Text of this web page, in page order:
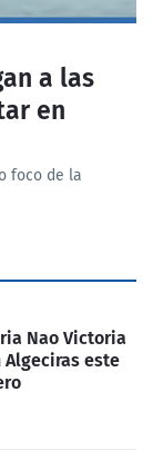
a las
en
foco de la
Nao Victoria
Algeciras este